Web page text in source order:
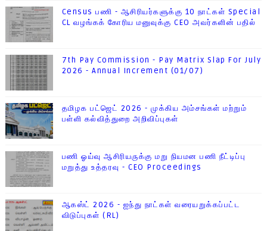
Census பணி - ஆசிரியர்களுக்கு 10 நாட்கள் Special
CL வழங்கக் கோரிய மனுவுக்கு CEO அவர்களின் பதில்
7th Pay Commission - Pay Matrix Slap For July
2026 - Annual Increment (01/07)
தமிழக பட்ஜெட் 2026 - முக்கிய அம்சங்கள் மற்றும்
பள்ளி கல்வித்துறை அறிவிப்புகள்
பணி ஓய்வு ஆசிரியருக்கு மறு நியமன பணி நீட்டிப்பு
மறுத்து உத்தரவு - CEO Proceedings
ஆகஸ்ட் 2026 - ஐந்து நாட்கள் வரையறுக்கப்பட்ட
விடுப்புகள் (RL)